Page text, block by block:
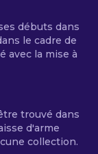
débuts dans
le cadre de
avec la mise à
trouvé dans
d'arme
collection.